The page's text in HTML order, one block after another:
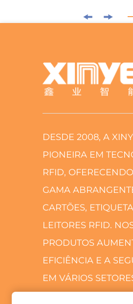
DESDE 2008, A
PIONEIRA EM
RFID,
GAMA
CARTÕES,
LEITORES RFID.
PRODUTOS
EFICIÊNCIA E A
EM VÁRIOS